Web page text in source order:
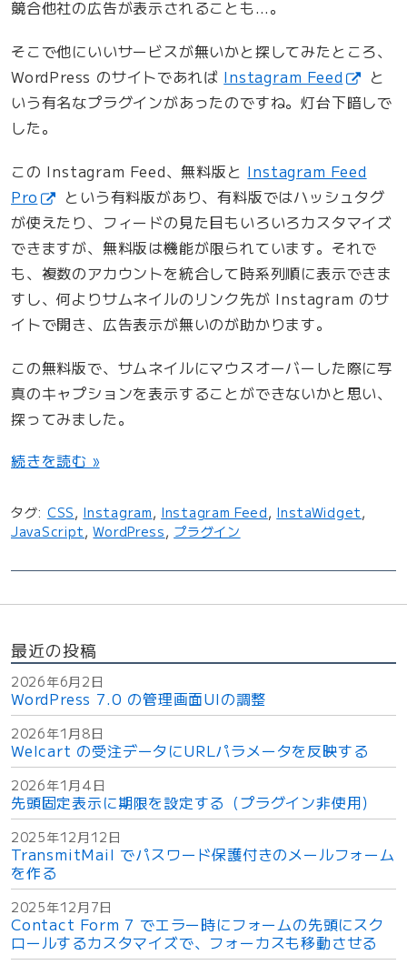
競合他社の広告が表示されることも…。
そこで他にいいサービスが無いかと探してみたところ、
WordPress のサイトであれば Instagram Feed
と
いう有名なプラグインがあったのですね。灯台下暗しで
した。
この Instagram Feed、無料版と Instagram Feed
Pro
という有料版があり、有料版ではハッシュタグ
が使えたり、フィードの見た目もいろいろカスタマイズ
できますが、無料版は機能が限られています。それで
も、複数のアカウントを統合して時系列順に表示できま
すし、何よりサムネイルのリンク先が Instagram のサ
イトで開き、広告表示が無いのが助かります。
この無料版で、サムネイルにマウスオーバーした際に写
真のキャプションを表示することができないかと思い、
探ってみました。
“
n
s
a
m
F
e
e
d
の
無
料
版
で
写
真
の
キ
ャ
続きを読む »
タグ: CSS, Instagram, Instagram Feed, InstaWidget,
JavaScript,WordPress, プラグイン
最近の投稿
2026年6月2日
WordPress 7.0 の管理画面UIの調整
2026年1月8日
Welcart の受注データにURLパラメータを反映する
2026年1月4日
先頭固定表示に期限を設定する（プラグイン非使用）
2025年12月12日
TransmitMail でパスワード保護付きのメールフォーム
を作る
2025年12月7日
Contact Form 7 でエラー時にフォームの先頭にスク
ロールするカスタマイズで、フォーカスも移動させる